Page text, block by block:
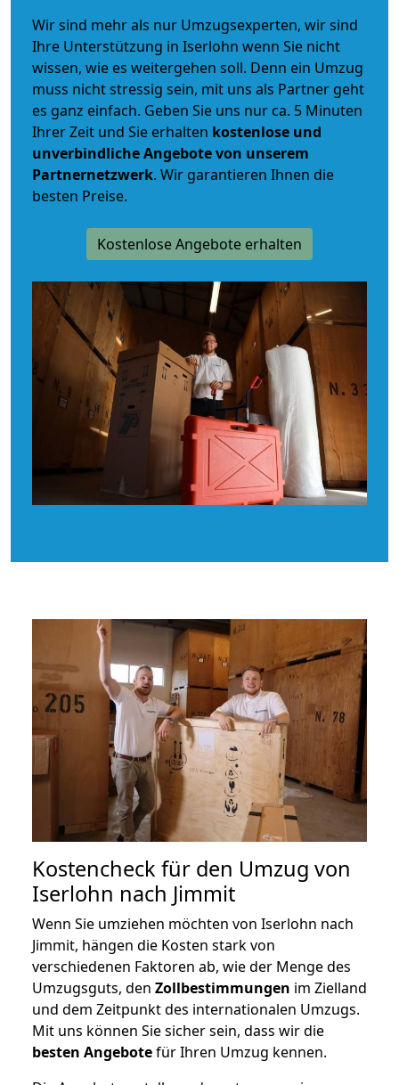
Wir sind mehr als nur Umzugsexperten, wir sind
Ihre Unterstützung in Iserlohn wenn Sie nicht
wissen, wie es weitergehen soll. Denn ein Umzug
muss nicht stressig sein, mit uns als Partner geht
es ganz einfach. Geben Sie uns nur ca. 5 Minuten
Ihrer Zeit und Sie erhalten kostenlose und
unverbindlicheAngebote von unserem
Partnernetzwerk. Wir garantieren Ihnen die
besten Preise.
Kostenlose Angebote erhalten
Kostencheck für den Umzug von
Iserlohn nach Jimmit
Wenn Sie umziehen möchten von Iserlohn nach
Jimmit, hängen die Kosten stark von
verschiedenen Faktoren ab, wie der Menge des
Umzugsguts, den Zollbestimmungen im Zielland
und dem Zeitpunkt des internationalen Umzugs.
Mit uns können Sie sicher sein, dass wir die
besten Angebotefür Ihren Umzug kennen.